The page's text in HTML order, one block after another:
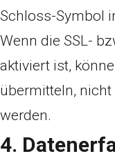
Schloss-Symbol
Wenn die SSL-
aktiviert ist,
übermitteln,
werden.
4.